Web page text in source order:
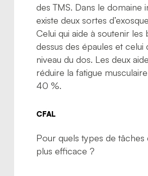
des TMS. Dans le domaine
existe deux sortes
Celui qui aide à soutenir les
dessus des épaules et celui
niveau du dos. Les deux
réduire la fatigue
40 %.
CFAL
Pour quels types de tâches
plus efficace ?